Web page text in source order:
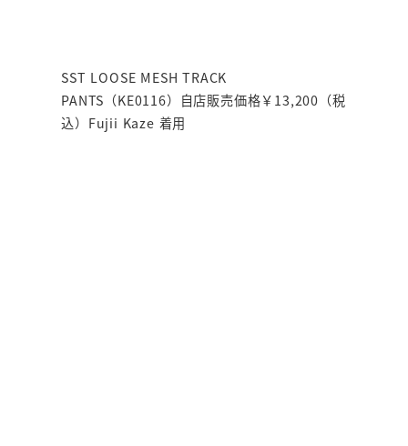
SST LOOSE MESH TRACK
PANTS（KE0116）自店販売価格￥13,200（税
込）Fujii Kaze 着用